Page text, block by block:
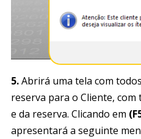
5.Abrirá uma tela com
reserva para o Cliente,
e da reserva. Clicando em
apresentará a seguinte